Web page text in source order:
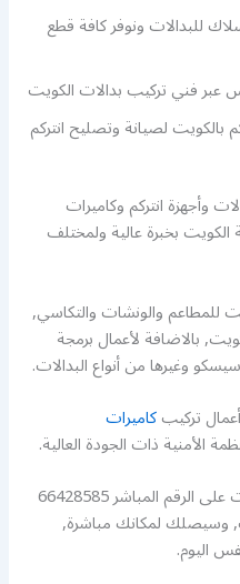
للبدالات ونوفر كافة قطع
عبر فني تركيب بدالات الكويت
لصيانة وتصليح انتركم
وأجهزة انتركم وكاميرات
الكويت بخبرة عالية ولمختلف
للمطاعم والونشات والتكاسي,
بالاضافة لأعمال برمجة
وغيرها من أنواع البدالات.
تركيبكاميرات
الأمنية ذات الجودة العالية.
يمكن التواصل مع فني بدالات الكويت على الرقم المباشر 66428585
وسيصلك لمكانك مباشرة,
اليوم.